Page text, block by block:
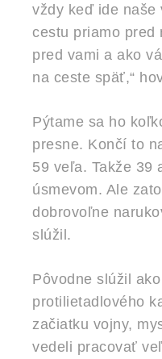
vždy keď ide naše
cestu priamo pred
pred vami a ako
na ceste späť,“
Pýtame sa ho
presne. Končí to
59 veľa. Takže 39
úsmevom. Ale
dobrovoľne
slúžil.
Pôvodne slúžil
protilietadlového
začiatku vojny,
vedeli pracovať